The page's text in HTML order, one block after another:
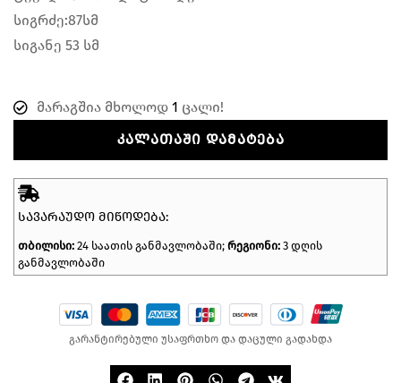
სიგრძე:87სმ
სიგანე 53 სმ
მარაგშია მხოლოდ 1 ცალი!
ᲙᲐᲚᲐᲗᲐᲨᲘ ᲓᲐᲛᲐᲢᲔᲑᲐ
ᲡᲐᲕᲐᲠᲐᲣᲓᲝ ᲛᲘᲬᲝᲓᲔᲑᲐ:
თბილისი: 24 საათის განმავლობაში; რეგიონი: 3 დღის
განმავლობაში
გარანტირებული უსაფრთხო და დაცული გადახდა